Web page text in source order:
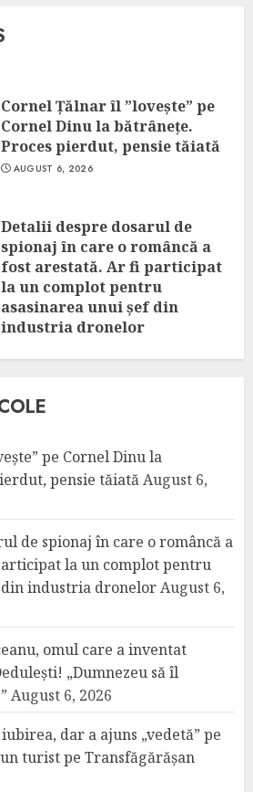
Cornel Țălnar îl ”lovește” pe
Cornel Dinu la bătrânețe.
Proces pierdut, pensie tăiată
AUGUST 6, 2026
Detalii despre dosarul de
spionaj în care o româncă a
fost arestată. Ar fi participat
la un complot pentru
asasinarea unui șef din
industria dronelor
pe Cornel Dinu la
pensie tăiatăAugust 6,
de spionaj în care o româncă a
la un complot pentru
din industria dronelorAugust 6,
omul care a inventat
„Dumnezeu să îl
August 6, 2026
dar a ajuns „vedetă” pe
turist pe Transfăgărășan